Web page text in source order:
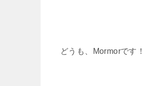
どうも、Mormorです！